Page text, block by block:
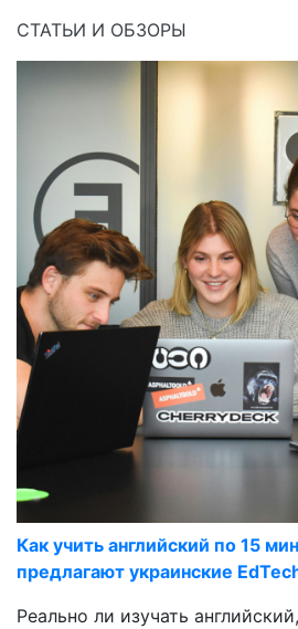
СТАТЬИ И ОБЗОРЫ
Как учить английский по 15
предлагают украинские
Реально ли изучать